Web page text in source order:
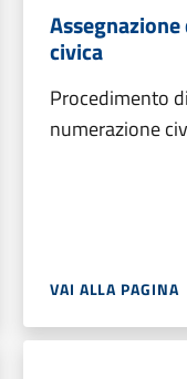
civica
Procedimento
numerazione
VAI ALLA PAGINA